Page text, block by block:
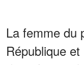
La femme du
République